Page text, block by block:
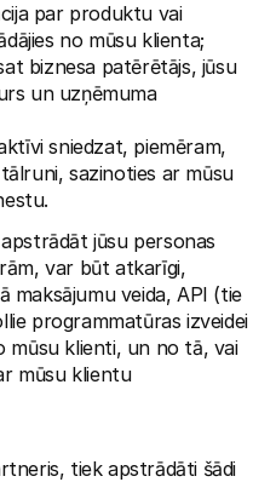
par produktu vai
no mūsu klienta;
biznesa patērētājs, jūsu
un uzņēmuma
sniedzat, piemēram,
sazinoties ar mūsu
jūsu personas
var būt atkarīgi,
maksājumu veida, API (tie
programmatūras izveidei
mūsu klienti, un no tā, vai
mūsu klientu
tiek apstrādāti šādi